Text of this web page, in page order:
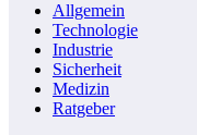
Allgemein
Technologie
Industrie
Sicherheit
Medizin
Ratgeber